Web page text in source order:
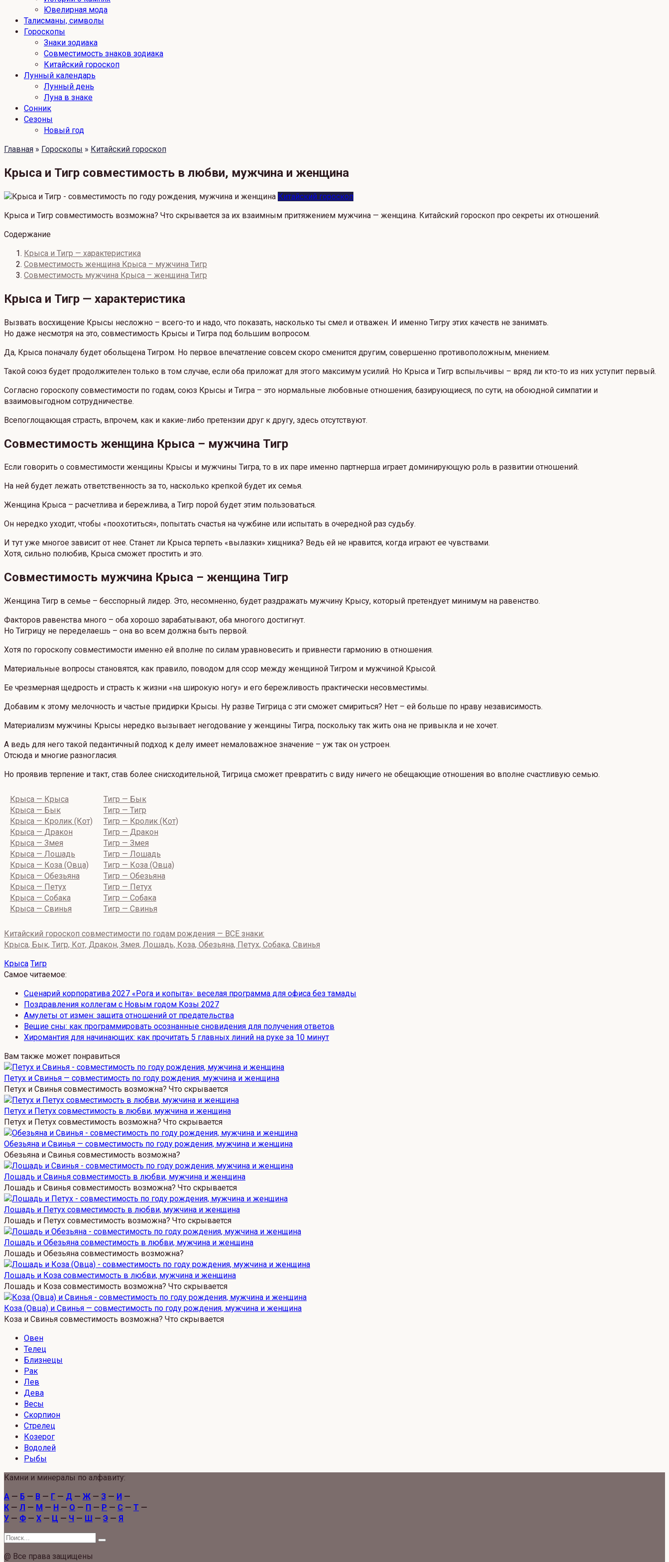
Ювелирная мода
Талисманы, символы
Гороскопы
Знаки зодиака
Совместимость знаков зодиака
Китайский гороскоп
Лунный календарь
Лунный день
Луна в знаке
Сонник
Сезоны
Новый год
Главная » Гороскопы » Китайский гороскоп
Крыса и Тигр совместимость в любви, мужчина и женщина
Китайский гороскоп
Крыса и Тигр совместимость возможна? Что скрывается за их взаимным притяжением мужчина — женщина. Китайский гороскоп про секреты их отношений.
Содержание
Крыса и Тигр — характеристика
Совместимость женщина Крыса – мужчина Тигр
Совместимость мужчина Крыса – женщина Тигр
Крыса и Тигр — характеристика
Вызвать восхищение Крысы несложно – всего-то и надо, что показать, насколько ты смел и отважен. И именно Тигру этих качеств не занимать.
Но даже несмотря на это, совместимость Крысы и Тигра под большим вопросом.
Да, Крыса поначалу будет обольщена Тигром. Но первое впечатление совсем скоро сменится другим, совершенно противоположным, мнением.
Такой союз будет продолжителен только в том случае, если оба приложат для этого максимум усилий. Но Крыса и Тигр вспыльчивы – вряд ли кто-то из них уступит первый.
Согласно гороскопу совместимости по годам, союз Крысы и Тигра – это нормальные любовные отношения, базирующиеся, по сути, на обоюдной симпатии и
взаимовыгодном сотрудничестве.
Всепоглощающая страсть, впрочем, как и какие-либо претензии друг к другу, здесь отсутствуют.
Совместимость женщина Крыса – мужчина Тигр
Если говорить о совместимости женщины Крысы и мужчины Тигра, то в их паре именно партнерша играет доминирующую роль в развитии отношений.
На ней будет лежать ответственность за то, насколько крепкой будет их семья.
Женщина Крыса – расчетлива и бережлива, а Тигр порой будет этим пользоваться.
Он нередко уходит, чтобы «поохотиться», попытать счастья на чужбине или испытать в очередной раз судьбу.
И тут уже многое зависит от нее. Станет ли Крыса терпеть «вылазки» хищника? Ведь ей не нравится, когда играют ее чувствами.
Хотя, сильно полюбив, Крыса сможет простить и это.
Совместимость мужчина Крыса – женщина Тигр
Женщина Тигр в семье – бесспорный лидер. Это, несомненно, будет раздражать мужчину Крысу, который претендует минимум на равенство.
Факторов равенства много – оба хорошо зарабатывают, оба многого достигнут.
Но Тигрицу не переделаешь – она во всем должна быть первой.
Хотя по гороскопу совместимости именно ей вполне по силам уравновесить и привнести гармонию в отношения.
Материальные вопросы становятся, как правило, поводом для ссор между женщиной Тигром и мужчиной Крысой.
Ее чрезмерная щедрость и страсть к жизни «на широкую ногу» и его бережливость практически несовместимы.
Добавим к этому мелочность и частые придирки Крысы. Ну разве Тигрица с эти сможет смириться? Нет – ей больше по нраву независимость.
Материализм мужчины Крысы нередко вызывает негодование у женщины Тигра, поскольку так жить она не привыкла и не хочет.
А ведь для него такой педантичный подход к делу имеет немаловажное значение – уж так он устроен.
Отсюда и многие разногласия.
Но проявив терпение и такт, став более снисходительной, Тигрица сможет превратить с виду ничего не обещающие отношения во вполне счастливую семью.
Крыса — Крыса
Крыса — Бык
Крыса — Кролик (Кот)
Крыса — Дракон
Крыса — Змея
Крыса — Лошадь
Крыса — Коза (Овца)
Крыса — Обезьяна
Крыса — Петух
Крыса — Собака
Крыса — Свинья
Тигр — Бык
Тигр — Тигр
Тигр — Кролик (Кот)
Тигр — Дракон
Тигр — Змея
Тигр — Лошадь
Тигр — Коза (Овца)
Тигр — Обезьяна
Тигр — Петух
Тигр — Собака
Тигр — Свинья
Китайский гороскоп совместимости по годам рождения — ВСЕ знаки:
Крыса, Бык, Тигр, Кот, Дракон, Змея, Лошадь, Коза, Обезьяна, Петух, Собака, Свинья
Крыса Тигр
Самое читаемое:
Сценарий корпоратива 2027 «Рога и копыта»: веселая программа для офиса без тамады
Поздравления коллегам с Новым годом Козы 2027
Амулеты от измен: защита отношений от предательства
Вещие сны: как программировать осознанные сновидения для получения ответов
Хиромантия для начинающих: как прочитать 5 главных линий на руке за 10 минут
Вам также может понравиться
Петух и Свинья — совместимость по году рождения, мужчина и женщина
Петух и Свинья совместимость возможна? Что скрывается
Петух и Петух совместимость в любви, мужчина и женщина
Петух и Петух совместимость возможна? Что скрывается
Обезьяна и Свинья — совместимость по году рождения, мужчина и женщина
Обезьяна и Свинья совместимость возможна?
Лошадь и Свинья совместимость в любви, мужчина и женщина
Лошадь и Свинья совместимость возможна? Что скрывается
Лошадь и Петух совместимость в любви, мужчина и женщина
Лошадь и Петух совместимость возможна? Что скрывается
Лошадь и Обезьяна совместимость в любви, мужчина и женщина
Лошадь и Обезьяна совместимость возможна?
Лошадь и Коза совместимость в любви, мужчина и женщина
Лошадь и Коза совместимость возможна? Что скрывается
Коза (Овца) и Свинья — совместимость по году рождения, мужчина и женщина
Коза и Свинья совместимость возможна? Что скрывается
Овен
Телец
Близнецы
Рак
Лев
Дева
Весы
Скорпион
Стрелец
Козерог
Водолей
Рыбы
Камни и минералы по алфавиту:
А — Б — В — Г — Д — Ж — З — И —
К — Л — М — Н — О — П — Р — С — Т —
У — Ф — Х — Ц — Ч — Ш — Э — Я
Search
@ Все права защищены